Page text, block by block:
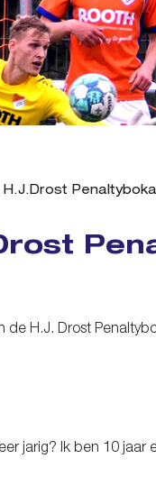
de H.J. Drost
jarig? Ik ben 10 jaar